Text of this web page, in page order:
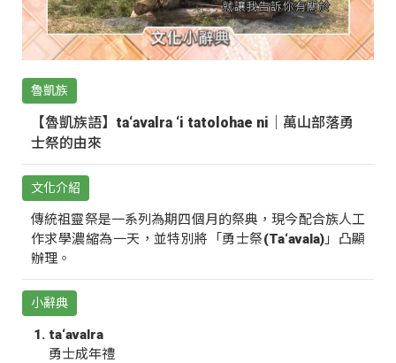
魯凱族
【魯凱族語】ta‘avalra ‘i tatolohae ni｜萬山部落勇
士祭的由來
文化介紹
傳統祖靈祭是一系列為期四個月的祭典，現今配合族人工
作求學濃縮為一天，並特別將「勇士祭(Ta‘avala)」凸顯
辦理。
小辭典
ta‘avalra
勇士成年禮